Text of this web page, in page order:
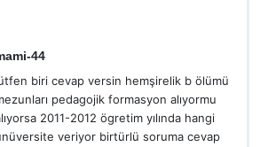
44
biri cevap versin hemşirelik b ölümü
pedagojik formasyon alıyormu
2011-2012 ögretim yılında hangi
veriyor birtürlü soruma cevap